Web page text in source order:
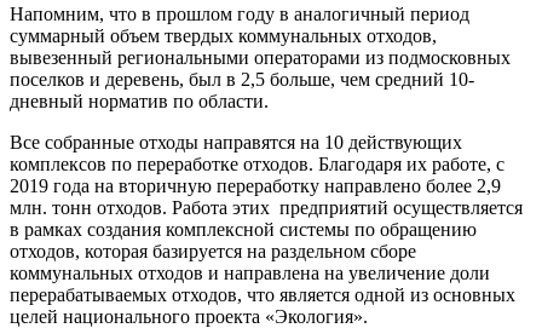
Напомним, что в прошлом году в аналогичный период
суммарный объем твердых коммунальных отходов,
вывезенный региональными операторами из подмосковных
поселков и деревень, был в 2,5 больше, чем средний 10-
дневный норматив по области.
Все собранные отходы направятся на 10 действующих
комплексов по переработке отходов. Благодаря их работе, с
2019 года на вторичную переработку направлено более 2,9
млн. тонн отходов. Работа этих предприятий осуществляется
в рамках создания комплексной системы по обращению
отходов, которая базируется на раздельном сборе
коммунальных отходов и направлена на увеличение доли
перерабатываемых отходов, что является одной из основных
целей национального проекта «Экология».